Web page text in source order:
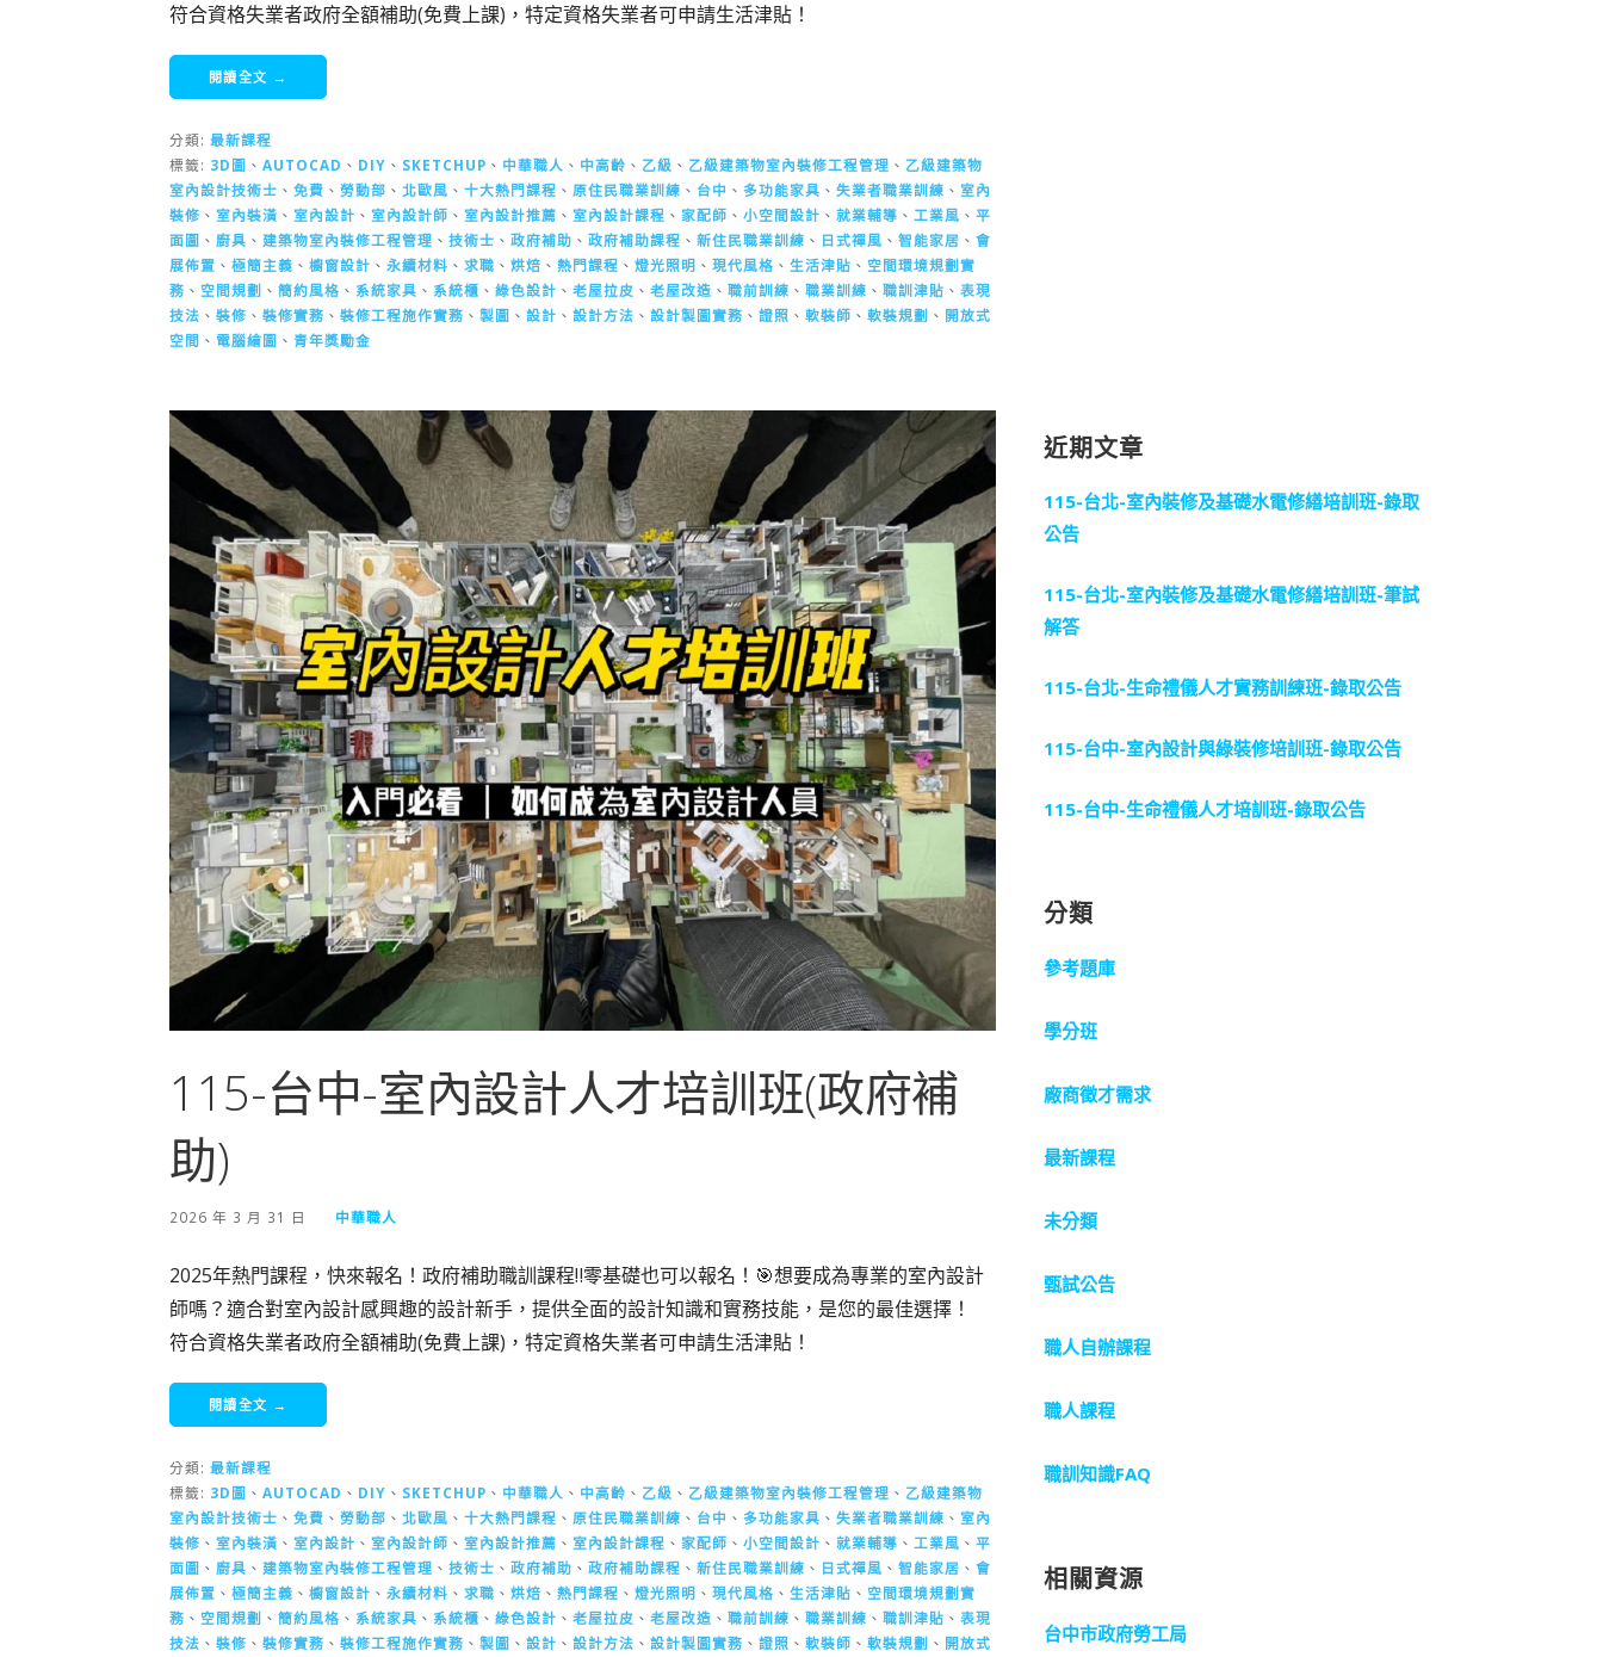
符合資格失業者政府全額補助(免費上課)，特定資格失業者可申請生活津貼！
閱讀全文 →
分類: 最新課程
標籤: 3D圖 、 AUTOCAD 、 DIY 、 SKETCHUP 、 中華職人 、 中高齡 、 乙級 、 乙級建築物室內裝修工程管理 、 乙級建築物
室內設計技術士 、 免費 、 勞動部 、 北歐風 、 十大熱門課程 、 原住民職業訓練 、 台中 、 多功能家具 、 失業者職業訓練 、 室內
裝修 、 室內裝潢 、 室內設計 、 室內設計師 、 室內設計推薦 、 室內設計課程 、 家配師 、 小空間設計 、 就業輔導 、 工業風 、 平
面圖 、 廚具 、 建築物室內裝修工程管理 、 技術士 、 政府補助 、 政府補助課程 、 新住民職業訓練 、 日式禪風 、 智能家居 、 會
展佈置 、 極簡主義 、 櫥窗設計 、 永續材料 、 求職 、 烘焙 、 熱門課程 、 燈光照明 、 現代風格 、 生活津貼 、 空間環境規劃實
務 、 空間規劃 、 簡約風格 、 系統家具 、 系統櫃 、 綠色設計 、 老屋拉皮 、 老屋改造 、 職前訓練 、 職業訓練 、 職訓津貼 、 表現
技法 、 裝修 、 裝修實務 、 裝修工程施作實務 、 製圖 、 設計 、 設計方法 、 設計製圖實務 、 證照 、 軟裝師 、 軟裝規劃 、 開放式
空間 、 電腦繪圖 、 青年獎勵金
115-台中-室內設計人才培訓班(政府補
助)
2026 年 3 月 31 日 中華職人
2025年熱門課程，快來報名！政府補助職訓課程‼️零基礎也可以報名！🎯想要成為專業的室內設計
師嗎？適合對室內設計感興趣的設計新手，提供全面的設計知識和實務技能，是您的最佳選擇！
符合資格失業者政府全額補助(免費上課)，特定資格失業者可申請生活津貼！
閱讀全文 →
分類: 最新課程
標籤: 3D圖 、 AUTOCAD 、 DIY 、 SKETCHUP 、 中華職人 、 中高齡 、 乙級 、 乙級建築物室內裝修工程管理 、 乙級建築物
室內設計技術士 、 免費 、 勞動部 、 北歐風 、 十大熱門課程 、 原住民職業訓練 、 台中 、 多功能家具 、 失業者職業訓練 、 室內
裝修 、 室內裝潢 、 室內設計 、 室內設計師 、 室內設計推薦 、 室內設計課程 、 家配師 、 小空間設計 、 就業輔導 、 工業風 、 平
面圖 、 廚具 、 建築物室內裝修工程管理 、 技術士 、 政府補助 、 政府補助課程 、 新住民職業訓練 、 日式禪風 、 智能家居 、 會
展佈置 、 極簡主義 、 櫥窗設計 、 永續材料 、 求職 、 烘焙 、 熱門課程 、 燈光照明 、 現代風格 、 生活津貼 、 空間環境規劃實
務 、 空間規劃 、 簡約風格 、 系統家具 、 系統櫃 、 綠色設計 、 老屋拉皮 、 老屋改造 、 職前訓練 、 職業訓練 、 職訓津貼 、 表現
技法 、 裝修 、 裝修實務 、 裝修工程施作實務 、 製圖 、 設計 、 設計方法 、 設計製圖實務 、 證照 、 軟裝師 、 軟裝規劃 、 開放式
近期文章
115-台北-室內裝修及基礎水電修繕培訓班-錄取
公告
115-台北-室內裝修及基礎水電修繕培訓班-筆試
解答
115-台北-生命禮儀人才實務訓練班-錄取公告
115-台中-室內設計與綠裝修培訓班-錄取公告
115-台中-生命禮儀人才培訓班-錄取公告
分類
參考題庫
學分班
廠商徵才需求
最新課程
未分類
甄試公告
職人自辦課程
職人課程
職訓知識FAQ
相關資源
台中市政府勞工局